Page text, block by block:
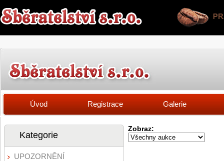
Úvod Registrace Galerie
Kategorie
UPOZORNĚNÍ
Zobraz: